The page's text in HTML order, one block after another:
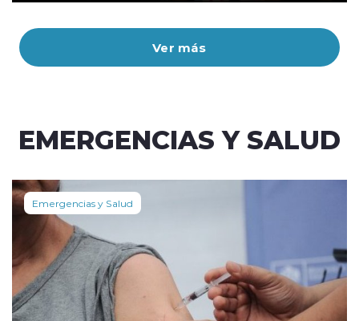
Ver más
EMERGENCIAS Y SALUD
Emergencias y Salud